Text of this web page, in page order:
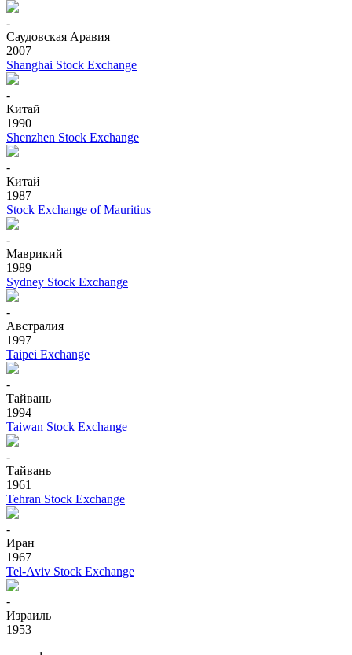
-
Саудовская Аравия
2007
Shanghai Stock Exchange
-
Китай
1990
Shenzhen Stock Exchange
-
Китай
1987
Stock Exchange of Mauritius
-
Маврикий
1989
Sydney Stock Exchange
-
Австралия
1997
Taipei Exchange
-
Тайвань
1994
Taiwan Stock Exchange
-
Тайвань
1961
Tehran Stock Exchange
-
Иран
1967
Tel-Aviv Stock Exchange
-
Израиль
1953